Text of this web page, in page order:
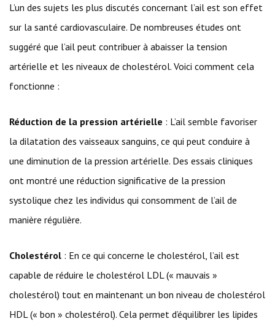
L’un des sujets les plus discutés concernant l’ail est son effet
sur la santé cardiovasculaire. De nombreuses études ont
suggéré que l’ail peut contribuer à abaisser la tension
artérielle et les niveaux de cholestérol. Voici comment cela
fonctionne :
Réduction de la pression artérielle : L’ail semble favoriser
la dilatation des vaisseaux sanguins, ce qui peut conduire à
une diminution de la pression artérielle. Des essais cliniques
ont montré une réduction significative de la pression
systolique chez les individus qui consomment de l’ail de
manière régulière.
Cholestérol : En ce qui concerne le cholestérol, l’ail est
capable de réduire le cholestérol LDL (« mauvais »
cholestérol) tout en maintenant un bon niveau de cholestérol
HDL (« bon » cholestérol). Cela permet d’équilibrer les lipides